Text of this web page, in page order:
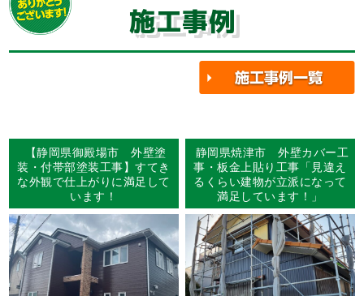
施工事例
【静岡県御殿場市 外壁塗
装・付帯部塗装工事】すてき
な外観で仕上がりに満足して
います！
静岡県焼津市 外壁カバー工
事・板金上貼り工事「見違え
るくらい建物が立派になって
満足しています！」